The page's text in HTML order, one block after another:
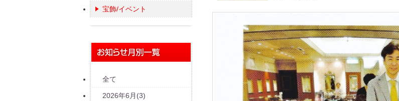
宝飾/イベント
全て
2026年6月(3)